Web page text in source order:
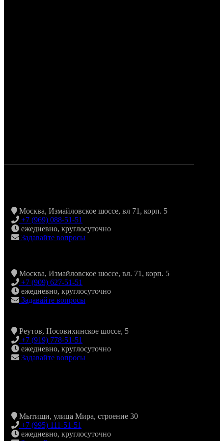
Москва, Измайловское шоссе, вл 71, корп. 5
+7 (969) 088-51-51
ежедневно, круглосуточно
Задавайте вопросы
Москва, Измайловское шоссе, вл. 71, корп. 5
+7 (909) 627-51-51
ежедневно, круглосуточно
Задавайте вопросы
Реутов, Носовихинское шоссе, 5
+7 (919) 778-51-51
ежедневно, круглосуточно
Задавайте вопросы
Мытищи, улица Мира, строение 30
+7 (995) 111-51-51
ежедневно, круглосуточно